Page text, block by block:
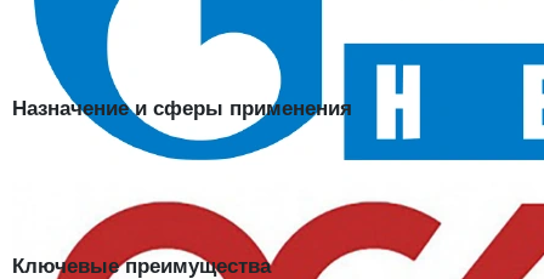
цвета с частичным покрытием из полимерполиуретана. Тонкое
покрытие ладони и кончиков пальцев даёт цепкий хват и защищает
от проколов, порезов и механических воздействий.
Назначение и сферы применения
Подойдут для сборочных и монтажных работ, логистики, точных
строительстве.
Ключевые преимущества